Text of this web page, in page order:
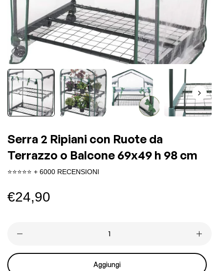
Serra 2 Ripiani con Ruote da
Terrazzo o Balcone 69x49 h 98 cm
⭐️⭐️⭐️⭐️⭐️ + 6000 RECENSIONI
Prezzo
di
€24,90
Aggiungi